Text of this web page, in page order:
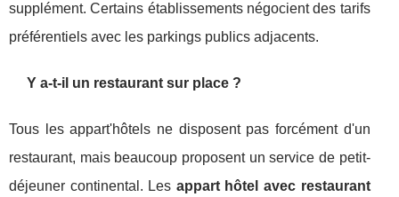
supplément. Certains établissements négocient des tarifs
préférentiels avec les parkings publics adjacents.
Y a-t-il un restaurant sur place ?
Tous les appart'hôtels ne disposent pas forcément d'un
restaurant, mais beaucoup proposent un service de petit-
déjeuner continental. Les appart hôtel avec restaurant